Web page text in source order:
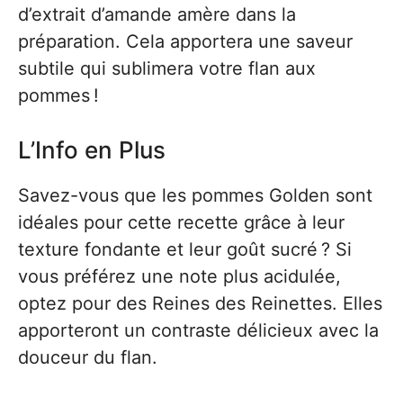
d’extrait d’amande amère dans la
préparation. Cela apportera une saveur
subtile qui sublimera votre flan aux
pommes !
L’Info en Plus
Savez-vous que les pommes Golden sont
idéales pour cette recette grâce à leur
texture fondante et leur goût sucré ? Si
vous préférez une note plus acidulée,
optez pour des Reines des Reinettes. Elles
apporteront un contraste délicieux avec la
douceur du flan.